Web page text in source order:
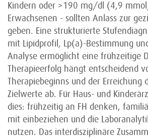
Kindern oder >190 mg/dl (4,9
Erwachsenen - sollten Anlass zur
geben. Eine strukturierte
mit Lipidprofil, Lp(a)-Bestimmung
Analyse ermöglicht eine frühzeitige
Therapieerfolg hängt entscheidend
Therapiebeginns und der Erreichung
Zielwerte ab. Für Haus- und
dies: frühzeitig an FH denken,
mit einbeziehen und die
nutzen. Das interdisziplinäre